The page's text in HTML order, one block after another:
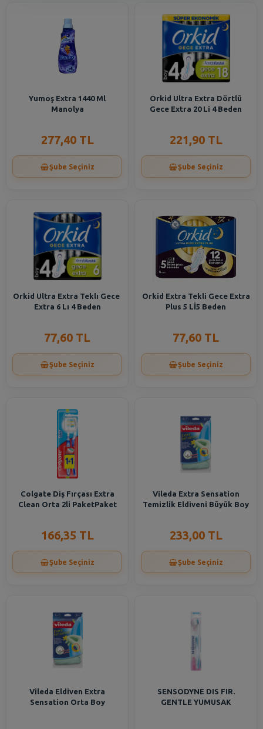
Yumoş Extra 1440 Ml
Manolya
277,40 TL
Şube Seçiniz
Orkid Ultra Extra Dörtlü
Gece Extra 20 Li 4 Beden
221,90 TL
Şube Seçiniz
Orkid Ultra Extra Teklı Gece
Extra 6 Lı 4 Beden
77,60 TL
Şube Seçiniz
Orkid Extra Tekli Gece Extra
Plus 5 Lİ5 Beden
77,60 TL
Şube Seçiniz
Colgate Diş Fırçası Extra
Clean Orta 2li PaketPaket
166,35 TL
Şube Seçiniz
Vileda Extra Sensation
Temizlik Eldiveni Büyük Boy
233,00 TL
Şube Seçiniz
Vileda Eldiven Extra
Sensation Orta Boy
SENSODYNE DIS FIR.
GENTLE YUMUSAK